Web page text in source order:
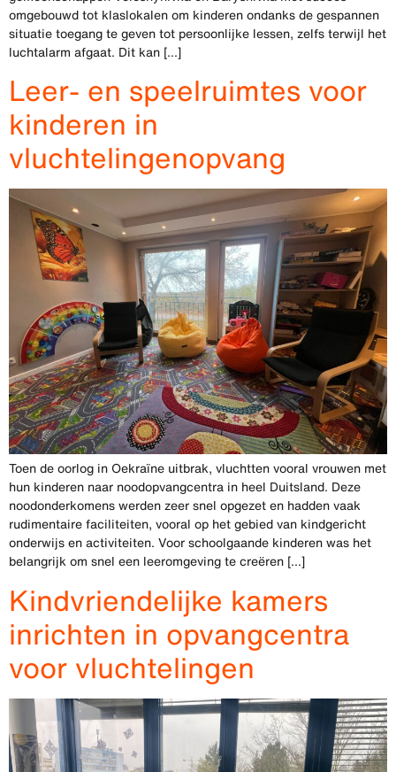
omgebouwd tot klaslokalen om kinderen ondanks de gespannen
situatie toegang te geven tot persoonlijke lessen, zelfs terwijl het
luchtalarm afgaat. Dit kan [...]
Leer- en speelruimtes voor
kinderen in
vluchtelingenopvang
Toen de oorlog in Oekraïne uitbrak, vluchtten vooral vrouwen met
hun kinderen naar noodopvangcentra in heel Duitsland. Deze
noodonderkomens werden zeer snel opgezet en hadden vaak
rudimentaire faciliteiten, vooral op het gebied van kindgericht
onderwijs en activiteiten. Voor schoolgaande kinderen was het
belangrijk om snel een leeromgeving te creëren [...]
Kindvriendelijke kamers
inrichten in opvangcentra
voor vluchtelingen